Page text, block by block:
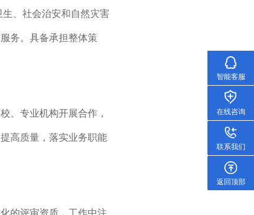
、社会治安和自然灾害
务。具备承担整体策
、专业机构开展合作，
高质量，落实业务职能
的评审资质，工作中注
智能客服
在线咨询
联系我们
返回顶部